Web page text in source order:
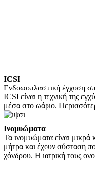
ICSI
Ενδοωoπλασμική έγχυση
ICSI είναι η τεχνική της
μέσα στο ωάριο.
Ινομυώματα
Τα ινομυώματα είναι μικρά
μήτρα και έχουν σύσταση
χόνδρου. Η ιατρική τους